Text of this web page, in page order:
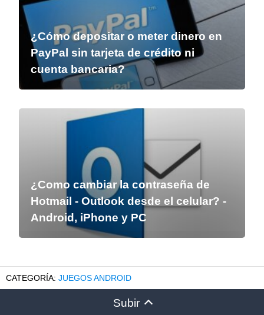
¿Cómo depositar o meter dinero en
PayPal sin tarjeta de crédito ni
cuenta bancaria?
¿Como cambiar la contraseña de
Hotmail - Outlook desde el celular? -
Android, iPhone y PC
JUEGOS ANDROID
Subir